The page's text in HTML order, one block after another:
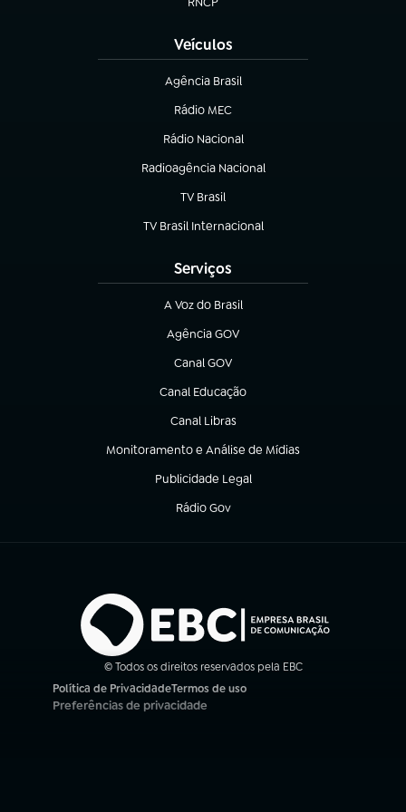
(abre em nova aba)
Veículos
Agência Brasil
(abre em nova aba)
Rádio MEC
Rádio Nacional
(abre em nova aba)
Radioagência Nacional
(abre em nova aba)
TV Brasil
(abre em nova aba)
TV Brasil Internacional
(abre em nova aba)
Serviços
A Voz do Brasil
(abre em nova aba)
Agência GOV
(abre em nova aba)
Canal GOV
(abre em nova aba)
Canal Educação
(abre em nova aba)
Canal Libras
(abre em nova aba)
Monitoramento e Análise de Mídias
(abre em nova aba)
Publicidade Legal
(abre em nova aba)
Rádio Gov
(abre em nova aba)
© Todos os direitos reservados pela EBC
Política de Privacidade
(abre em nova aba)
Termos de uso
(abre em nova aba)
Preferências de privacidade